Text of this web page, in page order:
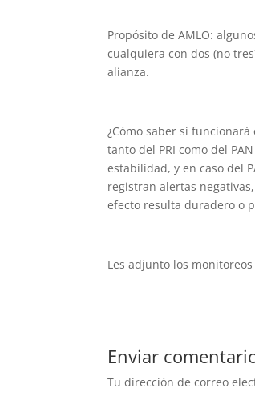
Propósito de AMLO:
cualquiera con dos (no
alianza.
¿Cómo saber si
tanto del PRI como del
estabilidad, y en caso del
registran alertas
efecto resulta duradero o
Les adjunto los
Enviar
Tu dirección de correo